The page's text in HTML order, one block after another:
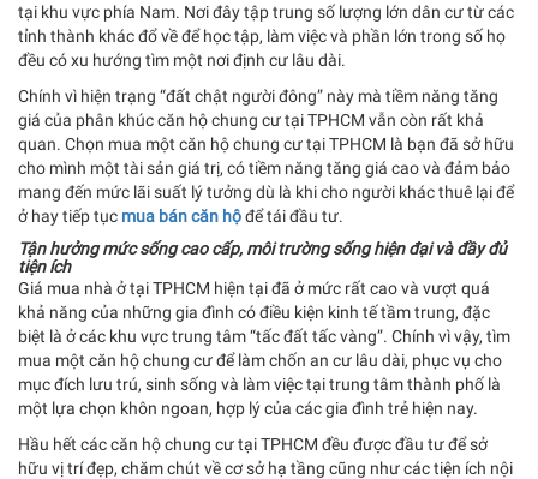
tại khu vực phía Nam. Nơi đây tập trung số lượng lớn dân cư từ các
tỉnh thành khác đổ về để học tập, làm việc và phần lớn trong số họ
đều có xu hướng tìm một nơi định cư lâu dài.
Chính vì hiện trạng “đất chật người đông” này mà tiềm năng tăng
giá của phân khúc căn hộ chung cư tại TPHCM vẫn còn rất khả
quan. Chọn mua một căn hộ chung cư tại TPHCM là bạn đã sở hữu
cho mình một tài sản giá trị, có tiềm năng tăng giá cao và đảm bảo
mang đến mức lãi suất lý tưởng dù là khi cho người khác thuê lại để
ở hay tiếp tục mua bán căn hộđể tái đầu tư.
Tận hưởng mức sống cao cấp, môi trường sống hiện đại và đầy đủ
tiện ích
Giá mua nhà ở tại TPHCM hiện tại đã ở mức rất cao và vượt quá
khả năng của những gia đình có điều kiện kinh tế tầm trung, đặc
biệt là ở các khu vực trung tâm “tấc đất tấc vàng”. Chính vì vậy, tìm
mua một căn hộ chung cư để làm chốn an cư lâu dài, phục vụ cho
mục đích lưu trú, sinh sống và làm việc tại trung tâm thành phố là
một lựa chọn khôn ngoan, hợp lý của các gia đình trẻ hiện nay.
Hầu hết các căn hộ chung cư tại TPHCM đều được đầu tư để sở
hữu vị trí đẹp, chăm chút về cơ sở hạ tầng cũng như các tiện ích nội